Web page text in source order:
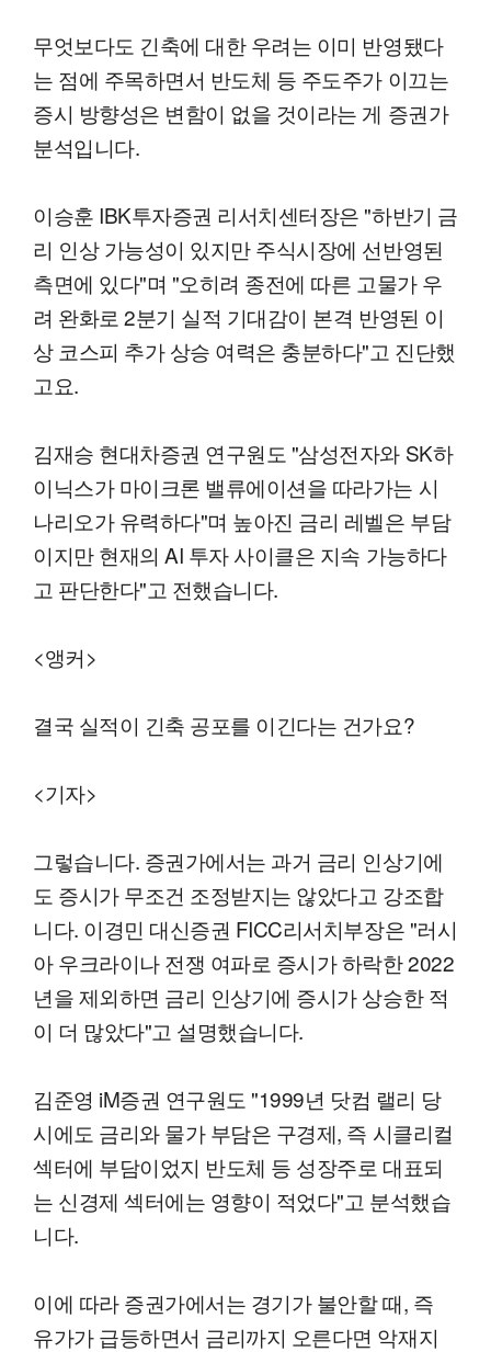
무엇보다도 긴축에 대한 우려는 이미 반영됐다
는 점에 주목하면서 반도체 등 주도주가 이끄는
증시 방향성은 변함이 없을 것이라는 게 증권가
분석입니다.
이승훈 IBK투자증권 리서치센터장은 "하반기 금
리 인상 가능성이 있지만 주식시장에 선반영된
측면에 있다"며 "오히려 종전에 따른 고물가 우
려 완화로 2분기 실적 기대감이 본격 반영된 이
상 코스피 추가 상승 여력은 충분하다"고 진단했
고요.
김재승 현대차증권 연구원도 "삼성전자와 SK하
이닉스가 마이크론 밸류에이션을 따라가는 시
나리오가 유력하다"며 높아진 금리 레벨은 부담
이지만 현재의 AI 투자 사이클은 지속 가능하다
고 판단한다"고 전했습니다.
<앵커>
결국 실적이 긴축 공포를 이긴다는 건가요?
<기자>
그렇습니다. 증권가에서는 과거 금리 인상기에
도 증시가 무조건 조정받지는 않았다고 강조합
니다. 이경민 대신증권 FICC리서치부장은 "러시
아 우크라이나 전쟁 여파로 증시가 하락한 2022
년을 제외하면 금리 인상기에 증시가 상승한 적
이 더 많았다"고 설명했습니다.
김준영 iM증권 연구원도 "1999년 닷컴 랠리 당
시에도 금리와 물가 부담은 구경제, 즉 시클리컬
섹터에 부담이었지 반도체 등 성장주로 대표되
는 신경제 섹터에는 영향이 적었다"고 분석했습
니다.
이에 따라 증권가에서는 경기가 불안할 때, 즉
유가가 급등하면서 금리까지 오른다면 악재지